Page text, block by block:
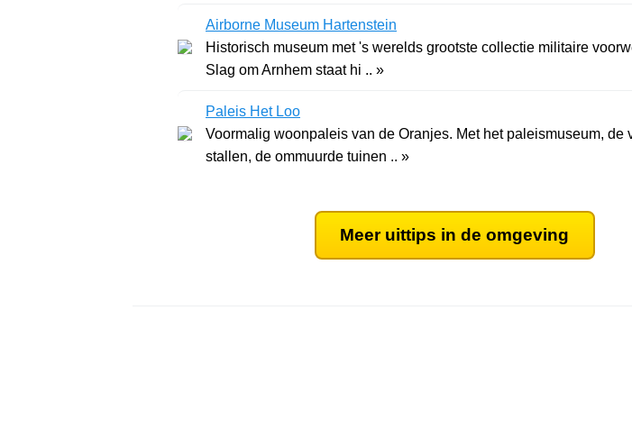
Airborne Museum Hartenstein
Historisch museum met 's werelds grootste collectie militaire
Slag om Arnhem staat hi .. »
Paleis Het Loo
Voormalig woonpaleis van de Oranjes. Met het paleismuseum, de
stallen, de ommuurde tuinen .. »
Meer uittips in de omgeving